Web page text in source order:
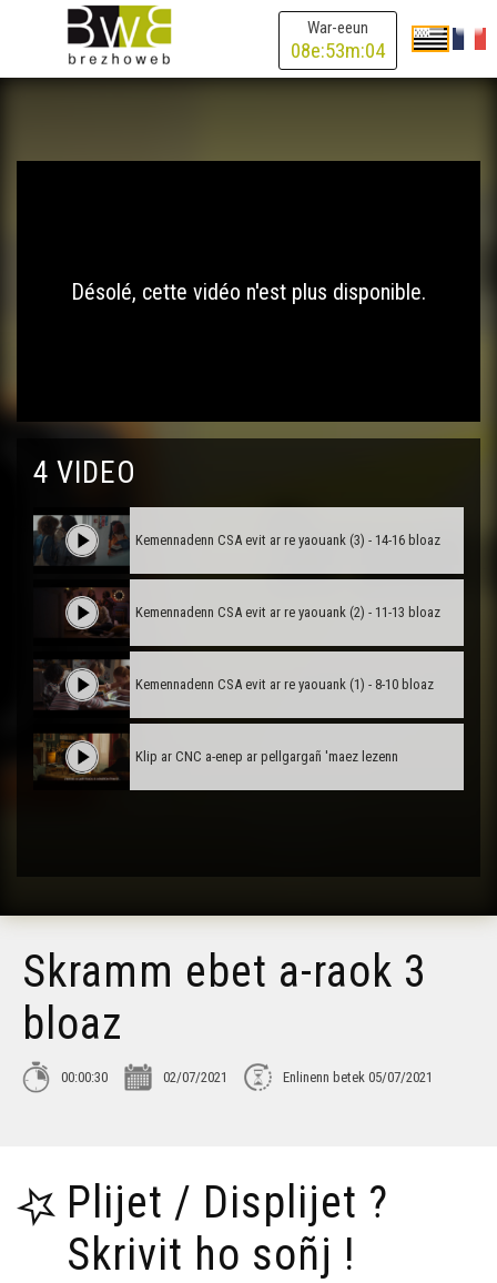
War-eeun
08e:53m:04
Désolé, cette vidéo n'est plus disponible.
4 VIDEO
Kemennadenn CSA evit ar re yaouank (3) - 14-16 bloaz
Kemennadenn CSA evit ar re yaouank (2) - 11-13 bloaz
Kemennadenn CSA evit ar re yaouank (1) - 8-10 bloaz
Klip ar CNC a-enep ar pellgargañ 'maez lezenn
Skramm ebet a-raok 3
bloaz
00:00:30 02/07/2021 Enlinenn betek 05/07/2021
Plijet / Displijet ?
Skrivit ho soñj !